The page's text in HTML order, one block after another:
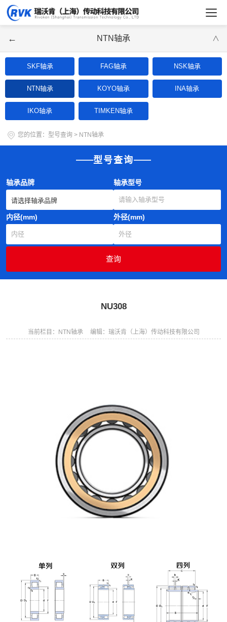
← NTN轴承 ∨
SKF轴承 FAG轴承 NSK轴承
NTN轴承 KOYO轴承 INA轴承
IKO轴承 TIMKEN轴承
您的位置： 型号查询 > NTN轴承
型号查询
轴承品牌 轴承型号
内径(mm) 外径(mm)
NU308
当前栏目：NTN轴承 编辑：瑞沃肯（上海）传动科技有限公司